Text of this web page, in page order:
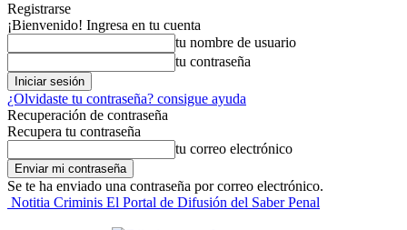
Registrarse
¡Bienvenido! Ingresa en tu cuenta
tu nombre de usuario
tu contraseña
¿Olvidaste tu contraseña? consigue ayuda
Recuperación de contraseña
Recupera tu contraseña
tu correo electrónico
Se te ha enviado una contraseña por correo electrónico.
Notitia Criminis El Portal de Difusión del Saber Penal